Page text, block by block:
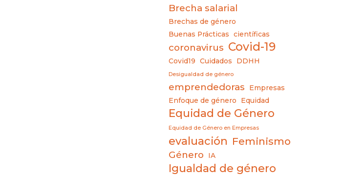
Brecha salarial
Brechas de género
Buenas Prácticas
científicas
coronavirus Covid-19
Covid19 Cuidados DDHH
Desigualdad de género
emprendedoras
Empresas
Enfoque de género
Equidad
Equidad de Género
Equidad de Género en Empresas
evaluación Feminismo
Género IA
Igualdad de género